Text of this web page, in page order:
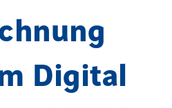
Digital